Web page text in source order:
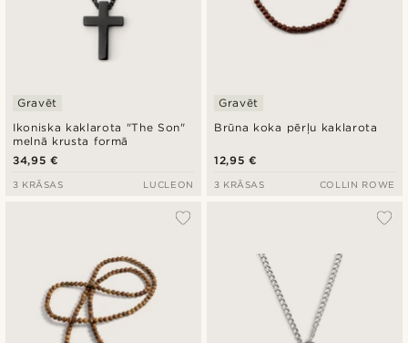
Ikoniska kaklarota "The Son"
melnā krusta formā
Gravēt
34,95 €
3 KRĀSAS LUCLEON
Brūna koka pērļu kaklarota
Gravēt
12,95 €
3 KRĀSAS COLLIN ROWE